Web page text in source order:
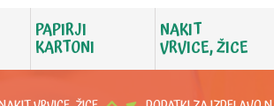
PAPIRJI
KARTONI
NAKIT
VRVICE, ŽICE